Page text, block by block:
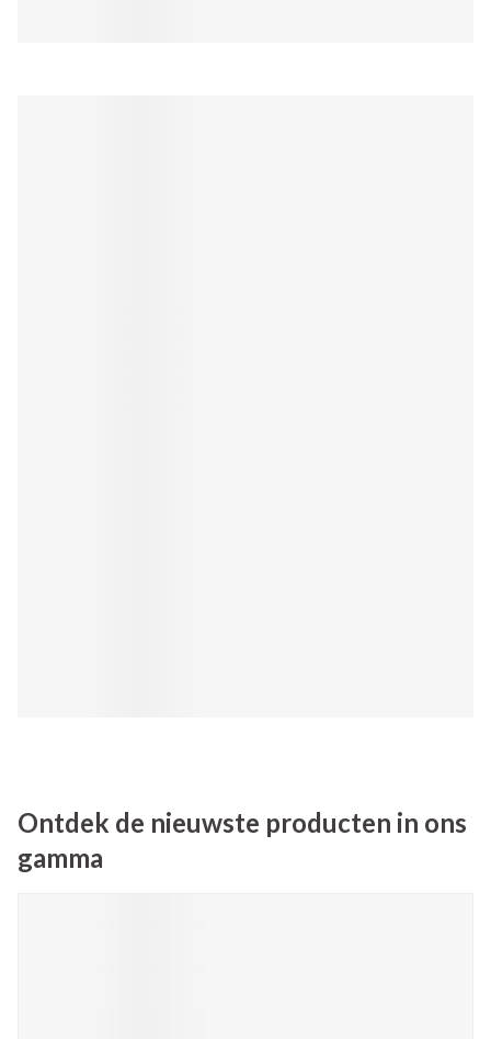
Ontdek de nieuwste producten in ons
gamma